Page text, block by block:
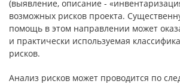
(выявление, описание -
возможных рисков проекта.
помощь в этом направлении может
и практически используемая
рисков.
Анализ рисков может проводится по